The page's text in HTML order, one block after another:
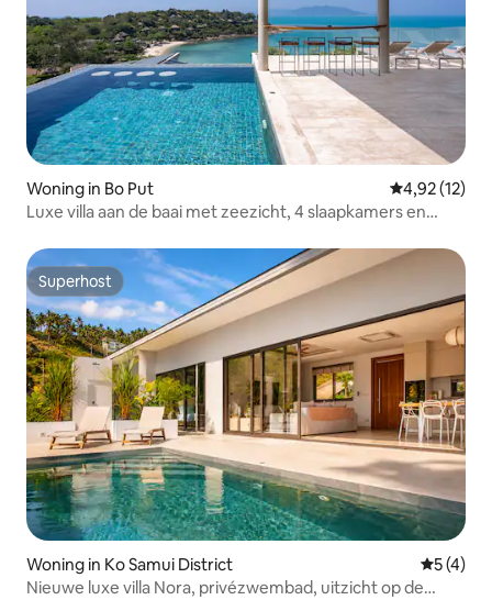
Woning in Bo Put Gemiddelde
4,92 (12)
Luxe villa aan de baai met zeezicht, 4 slaapkamers en
Superhost
Superhost
Woning in Ko Samui District
5 (4)
Nieuwe luxe villa Nora, privézwembad, uitzicht op de